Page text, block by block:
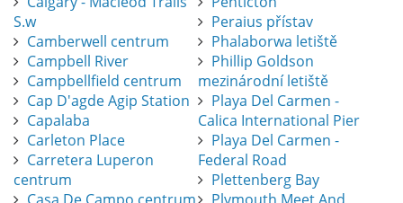
S.w
Camberwell centrum
Campbell River
Campbellfield centrum
Cap D'agde Agip Station
Capalaba
Carleton Place
Carretera Luperon
centrum
Peraius přístav
Phalaborwa letiště
Phillip Goldson
mezinárodní letiště
Playa Del Carmen -
Calica International Pier
Playa Del Carmen -
Federal Road
Plettenberg Bay